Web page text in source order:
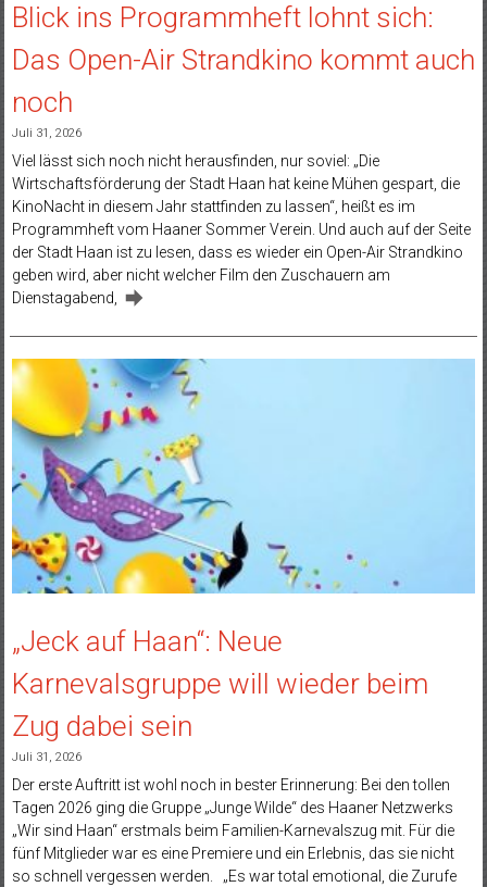
Blick ins Programmheft lohnt sich:
Das Open-Air Strandkino kommt auch
noch
Juli 31, 2026
Viel lässt sich noch nicht herausfinden, nur soviel: „Die
Wirtschaftsförderung der Stadt Haan hat keine Mühen gespart, die
KinoNacht in diesem Jahr stattfinden zu lassen“, heißt es im
Programmheft vom Haaner Sommer Verein. Und auch auf der Seite
der Stadt Haan ist zu lesen, dass es wieder ein Open-Air Strandkino
geben wird, aber nicht welcher Film den Zuschauern am
Dienstagabend,
„Jeck auf Haan“: Neue
Karnevalsgruppe will wieder beim
Zug dabei sein
Juli 31, 2026
Der erste Auftritt ist wohl noch in bester Erinnerung: Bei den tollen
Tagen 2026 ging die Gruppe „Junge Wilde“ des Haaner Netzwerks
„Wir sind Haan“ erstmals beim Familien-Karnevalszug mit. Für die
fünf Mitglieder war es eine Premiere und ein Erlebnis, das sie nicht
so schnell vergessen werden. „Es war total emotional, die Zurufe